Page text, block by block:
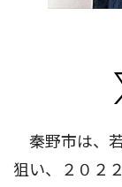
秦野市は、
狙い、２０２